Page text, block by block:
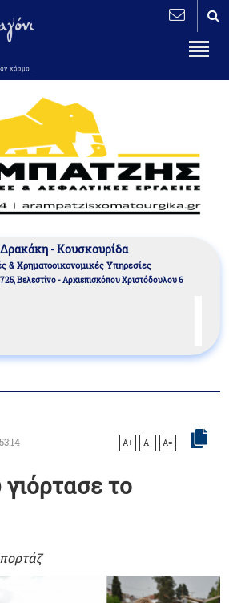
- Κουσκουρίδα
& Χρηματοοικονομικές Υπηρεσίες
Βελεστίνο - Αρχιεπισκόπου Χριστόδουλου 6
A+ A- A=
το